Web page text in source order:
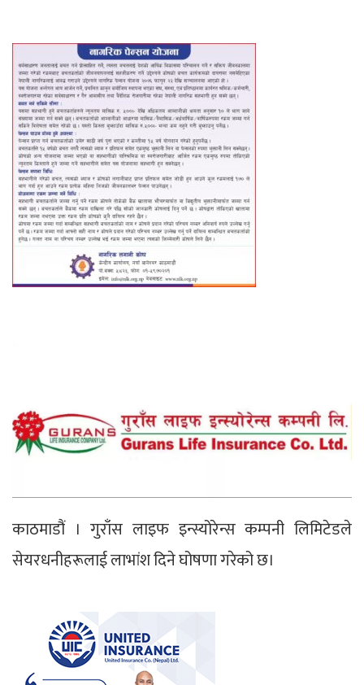
काठमाडौं । गुराँस लाइफ इन्स्योरेन्स कम्पनी लिमिटेडले
सेयरधनीहरूलाई लाभांश दिने घोषणा गरेको छ।